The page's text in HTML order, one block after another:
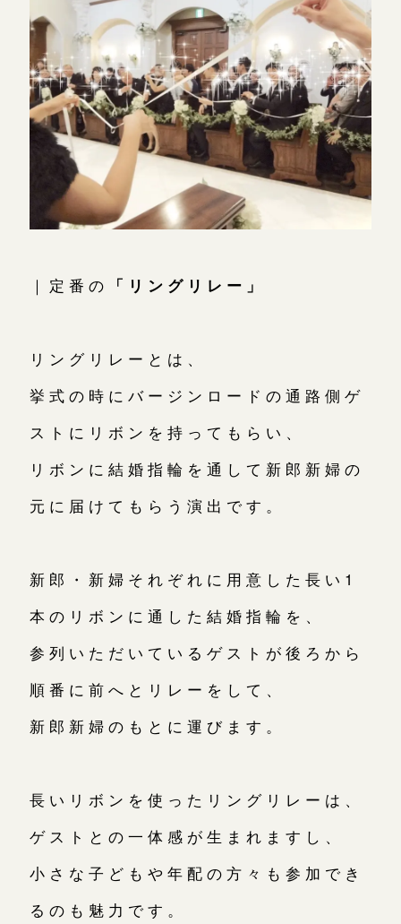
｜定番の 「リングリレー」
リングリレーとは、
挙式の時にバージンロードの通路側ゲ
ストにリボンを持ってもらい、
リボンに結婚指輪を通して新郎新婦の
元に届けてもらう演出です。
新郎・新婦それぞれに用意した長い1
本のリボンに通した結婚指輪を、
参列いただいているゲストが後ろから
順番に前へとリレーをして、
新郎新婦のもとに運びます。
長いリボンを使ったリングリレーは、
ゲストとの一体感が生まれますし、
小さな子どもや年配の方々も参加でき
るのも魅力です。